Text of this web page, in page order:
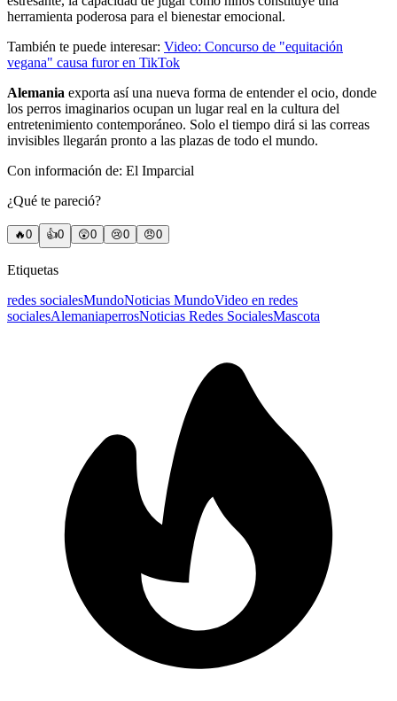
herramienta poderosa para el bienestar emocional.
También te puede interesar: Video: Concurso de "equitación
vegana" causa furor en TikTok
Alemania exporta así una nueva forma de entender el ocio, donde
los perros imaginarios ocupan un lugar real en la cultura del
entretenimiento contemporáneo. Solo el tiempo dirá si las correas
invisibles llegarán pronto a las plazas de todo el mundo.
Con información de: El Imparcial
¿Qué te pareció?
🔥0 👍0 😲0 😢0 😠0
Etiquetas
redes socialesMundoNoticias MundoVideo en redes
socialesAlemaniaperrosNoticias Redes SocialesMascota